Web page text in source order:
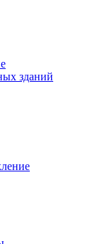
зданий